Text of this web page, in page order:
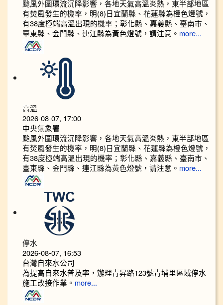
颱風外圍環流沉降影響，各地天氣高溫炎熱，東半部地區
有焚風發生的機率，明(8)日宜蘭縣、花蓮縣為橙色燈號，
有38度極端高溫出現的機率；彰化縣、嘉義縣、臺南市、
臺東縣、金門縣、連江縣為黃色燈號，請注意。 more...
高溫
2026-08-07, 17:00
中央氣象署
颱風外圍環流沉降影響，各地天氣高溫炎熱，東半部地區
有焚風發生的機率，明(8)日宜蘭縣、花蓮縣為橙色燈號，
有38度極端高溫出現的機率；彰化縣、嘉義縣、臺南市、
臺東縣、金門縣、連江縣為黃色燈號，請注意。 more...
停水
2026-08-07, 16:53
台灣自來水公司
為提高自來水普及率，辦理青昇路123號青埔里區域停水
施工改接作業。 more...